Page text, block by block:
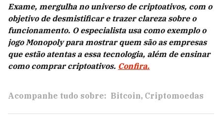
Exame, mergulha no universo de criptoativos, com o
objetivo de desmistificar e trazer clareza sobre o
funcionamento. O especialista usa como exemplo o
jogo Monopoly para mostrar quem são as empresas
que estão atentas a essa tecnologia, além de ensinar
como comprar criptoativos. Confira.
Acompanhe tudo sobre: Bitcoin Criptomoedas